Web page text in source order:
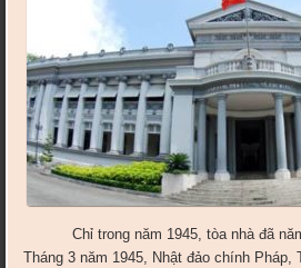
Chỉ trong năm 1945, tòa nhà đã năm
Tháng 3 năm 1945, Nhật đảo chính Pháp,